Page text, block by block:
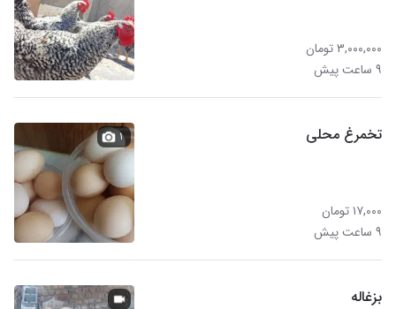
۳,۰۰۰,۰۰۰ تومان
۹ ساعت پیش
تخمرغ محلی
۱۷,۰۰۰ تومان
۹ ساعت پیش
۱
بزغاله